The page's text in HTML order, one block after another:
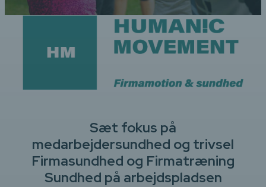
Sæt fokus på
medarbejdersundhed og trivsel
Firmasundhed og Firmatræning
Sundhed på arbejdspladsen